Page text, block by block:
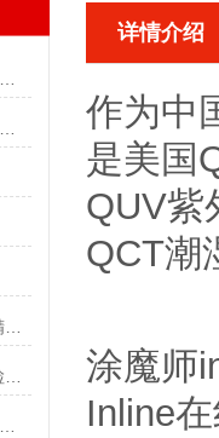
详情介绍
作为中
是美国
QUV紫
QCT潮
涂魔师
Inline